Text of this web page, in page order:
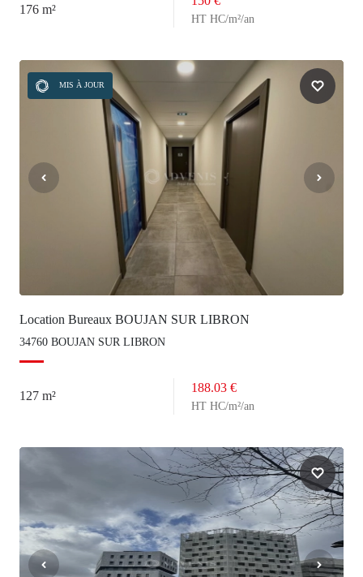
176 m²
HT HC/m²/an
MIS À JOUR
Location Bureaux BOUJAN SUR LIBRON
34760 BOUJAN SUR LIBRON
127 m²
188.03 €
HT HC/m²/an